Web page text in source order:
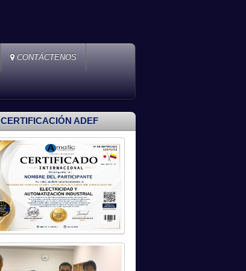
CONTÁCTENOS
CERTIFICACIÓN ADEF